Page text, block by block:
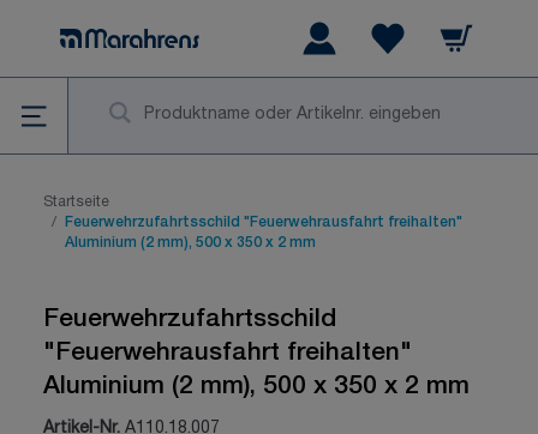
Warenkorb
Startseite
/
Feuerwehrzufahrtsschild "Feuerwehrausfahrt freihalten"
Aluminium (2 mm), 500 x 350 x 2 mm
Feuerwehrzufahrtsschild
"Feuerwehrausfahrt freihalten"
Aluminium (2 mm), 500 x 350 x 2 mm
Artikel-Nr. A110.18.007